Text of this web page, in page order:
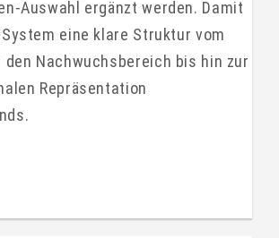
Auswahl ergänzt werden. Damit
eine klare Struktur vom
den Nachwuchsbereich bis hin zur
Repräsentation